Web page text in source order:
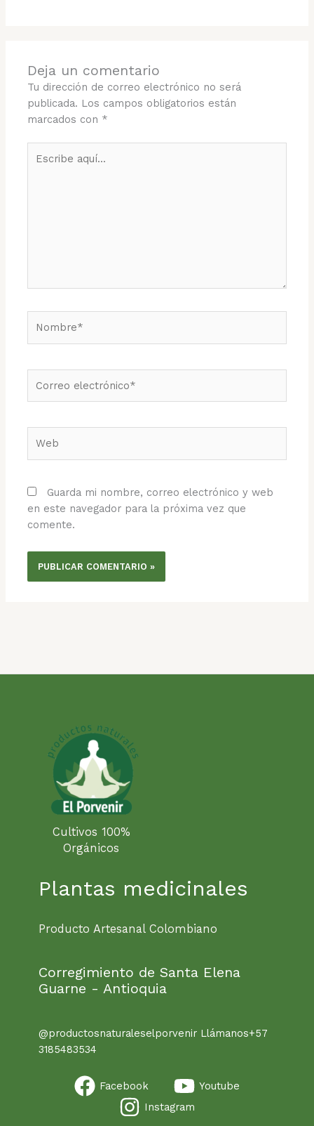
Deja un comentario
Tu dirección de correo electrónico no será
publicada. Los campos obligatorios están
marcados con *
aquí...
electrónico*
Guarda mi nombre, correo electrónico y web
en este navegador para la próxima vez que
comente.
Cultivos 100%
Orgánicos
Plantas medicinales
Producto Artesanal Colombiano
Corregimiento de Santa Elena
Guarne - Antioquia
@productosnaturaleselporvenir Llámanos+57
3185483534
Facebook
Youtube
Instagram